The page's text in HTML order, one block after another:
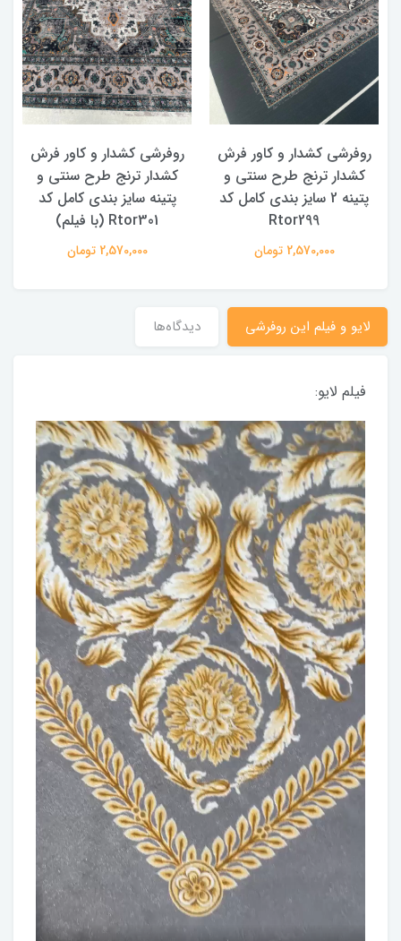
روفرشی کشدار و کاور فرش
کشدار ترنج طرح سنتی و
پتینه 2 سایز بندی کامل کد
Rtor299
2,570,000 تومان
روفرشی کشدار و کاور فرش
کشدار ترنج طرح سنتی و
پتینه سایز بندی کامل کد
Rtor301 (با فیلم)
2,570,000 تومان
لایو و فیلم این روفرشی دیدگاه‌ها
فیلم لایو: